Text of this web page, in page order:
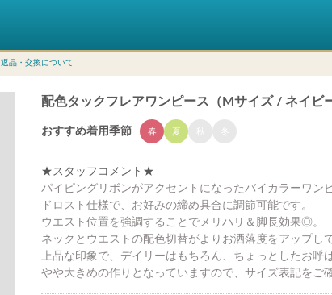
返品・交換について
配色タックフレアワンピース（Mサイズ / ネイビ
おすすめ着用季節 春 夏
★スタッフコメント★
パイピングリボンがアクセントになったバイカラーワン
ドロスト仕様で、お好みの締め具合に調節可能です。
ウエスト位置を強調することでメリハリ＆脚長効果◎。
ネックとウエストの配色切替がよりお洒落度をアップし
上品な印象で、デイリーはもちろん、ちょっとしたお呼
やや大きめの作りとなっていますので、サイズ表記をご